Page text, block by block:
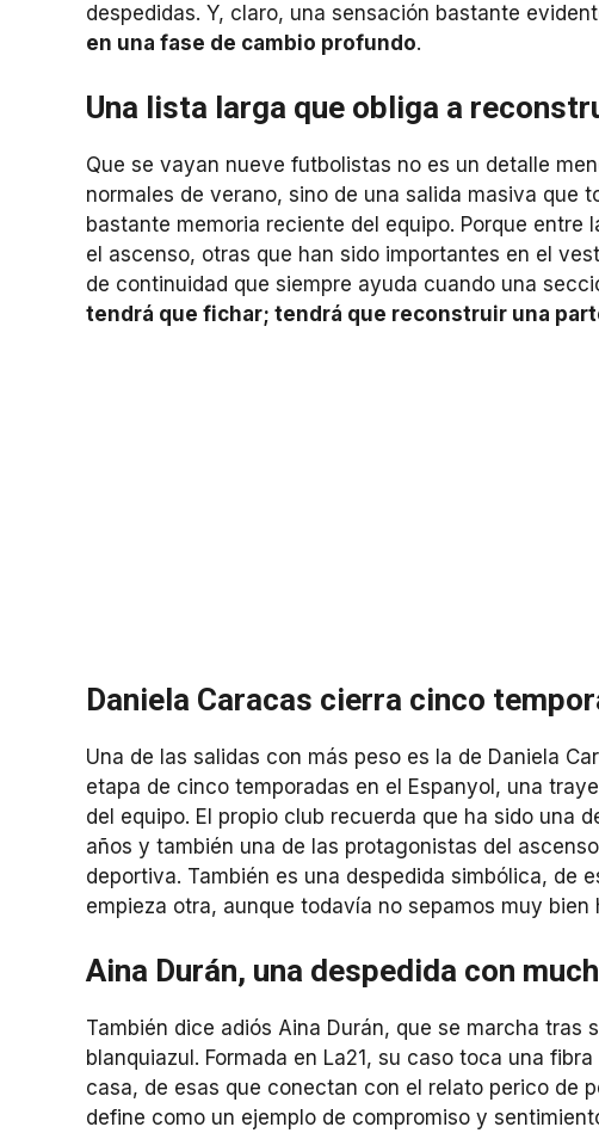
despedidas. Y, claro, una sensación bastante
en una fase de cambio profundo.
Una lista larga que obliga a
Que se vayan nueve futbolistas no es un detalle
normales de verano, sino de una salida masiva que
bastante memoria reciente del equipo. Porque
el ascenso, otras que han sido importantes en el
de continuidad que siempre ayuda cuando una
tendrá que fichar; tendrá que reconstruir una
Daniela Caracas cierra cinco
Una de las salidas con más peso es la de Daniela
etapa de cinco temporadas en el Espanyol, una
del equipo. El propio club recuerda que ha sido una
años y también una de las protagonistas del
deportiva. También es una despedida simbólica, de
empieza otra, aunque todavía no sepamos muy bien
Aina Durán, una despedida con
También dice adiós Aina Durán, que se marcha tras
blanquiazul. Formada en La21, su caso toca una
casa, de esas que conectan con el relato perico de
define como un ejemplo de compromiso y